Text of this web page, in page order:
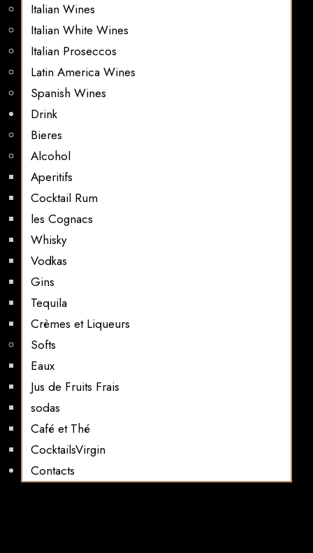
Italian Wines
Italian White Wines
Italian Proseccos
Latin America Wines
Spanish Wines
Drink
Bieres
Alcohol
Aperitifs
Cocktail Rum
les Cognacs
Whisky
Vodkas
Gins
Tequila
Crèmes et Liqueurs
Softs
Eaux
Jus de Fruits Frais
sodas
Café et Thé
CocktailsVirgin​
Contacts